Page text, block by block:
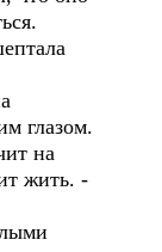
глазом.
на
жить. -